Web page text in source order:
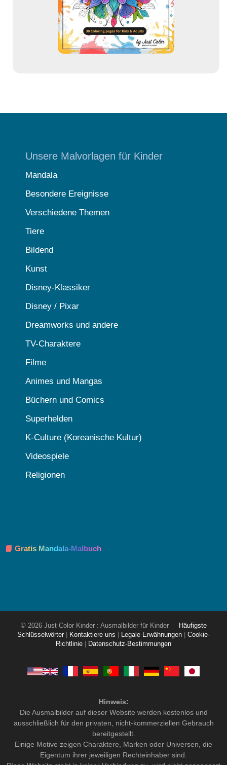
Unsere Malvorlagen für Kinder
Mandala
Besondere Ereignisse
Verschiedene Themen
Tiere
Bildend
Kunst
Disney-Klassiker
Disney / Pixar
Dreamworks und andere
TV-Charaktere
Filme
Animes und Mangas
Büchern und Comics
Superhelden
K-Culture (Koreanische Kultur)
Videospiele
Religionen
📘 Gratis Mandala-Malbuch
© 2026 Just Color Kinder : Ausmalbilder für Kinder
Häufigste
Schlüsselwörter
Kontaktiere uns Legale Erwähnungen
Cookie-
Richtlinie
Datenschutz-Bestimmungen
Hinweis:
Die Ausmalbilder auf dieser Website werden kostenlos und
ausschließlich für den privaten, nicht-kommerziellen Gebrauch
bereitgestellt.
Einige Motive zeigen Charaktere, Marken oder Universen, die
Eigentum ihrer jeweiligen Rechteinhaber sind.